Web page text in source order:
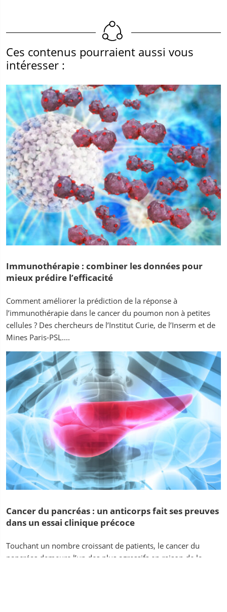
Ces contenus pourraient aussi vous
intéresser :
Immunothérapie : combiner les données pour
mieux prédire l’efficacité
Comment améliorer la prédiction de la réponse à
l’immunothérapie dans le cancer du poumon non à petites
cellules ? Des chercheurs de l’Institut Curie, de l’Inserm et de
Mines Paris-PSL....
Cancer du pancréas : un anticorps fait ses preuves
dans un essai clinique précoce
Touchant un nombre croissant de patients, le cancer du
pancréas demeure l’un des plus agressifs en raison de la